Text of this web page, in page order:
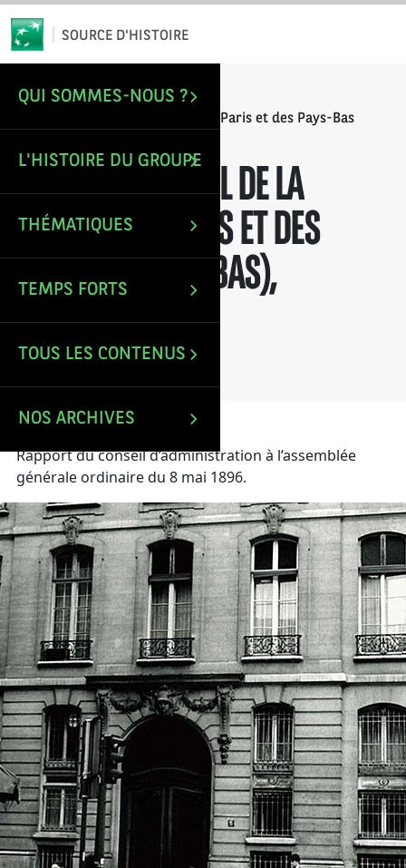
SOURCE D'HISTOIRE
QUI SOMMES-NOUS ?
L'HISTOIRE DU GROUPE
THÉMATIQUES
TEMPS FORTS
TOUS LES CONTENUS
NOS ARCHIVES
ACCUEIL/ RAPPORTS ANNUELS/
Rapport annuel de la Banque de Paris et des Pays-Bas
RAPPORT ANNUEL DE LA
BANQUE DE PARIS ET DES
PAYS-BAS (PARIBAS),
EXERCICE 1895
Mise à jour le : 9 Déc 2021
Rapport du conseil d’administration à l’assemblée
générale ordinaire du 8 mai 1896.
Email